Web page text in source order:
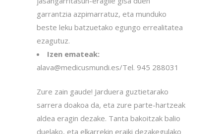
garrantzia azpimarratuz, eta munduko
beste leku batzuetako egungo errealitatea
ezagutuz.
Izen emateak:
alava@medicusmundi.es/Tel. 945 288031
Zure zain gaude! Jarduera guztietarako
sarrera doakoa da, eta zure parte-hartzeak
aldea eragin dezake. Tanta bakoitzak balio
duelako, eta elkarrekin eraiki dezakegulako